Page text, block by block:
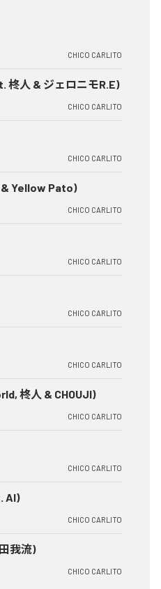
CHICO CARLITO
人 & ジェロニモR.E)
CHICO CARLITO
CHICO CARLITO
Yellow Pato)
CHICO CARLITO
CHICO CARLITO
CHICO CARLITO
CHICO CARLITO
柊人 & CHOUJI)
CHICO CARLITO
CHICO CARLITO
AI)
CHICO CARLITO
我流)
CHICO CARLITO